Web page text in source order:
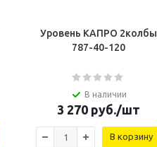
Уровень КАПРО 2колбы
787-40-120
В наличии
3 270руб./шт
В корзину